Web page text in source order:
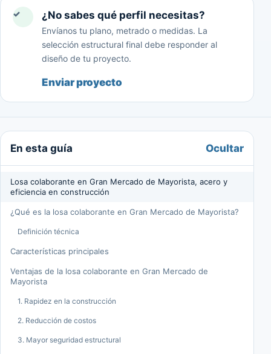
✓ ¿No sabes qué perfil necesitas?
Envíanos tu plano, metrado o medidas. La
selección estructural final debe responder al
diseño de tu proyecto.
Enviar proyecto
En esta guía Ocultar
Losa colaborante en Gran Mercado de Mayorista, acero y
eficiencia en construcción
¿Qué es la losa colaborante en Gran Mercado de Mayorista?
Definición técnica
Características principales
Ventajas de la losa colaborante en Gran Mercado de
Mayorista
1. Rapidez en la construcción
2. Reducción de costos
3. Mayor seguridad estructural